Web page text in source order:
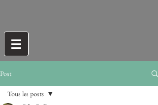
Post
Tous les posts